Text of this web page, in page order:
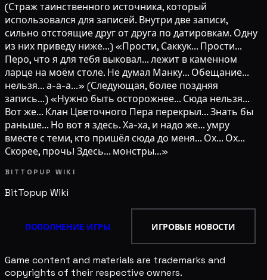
(Страж таинственного источника, который
использовался для записей. Внутри две записи,
сильно отстоящие друг от друга по датировкам. Одну
из них приведу ниже...) «Прости, Саккук... Прости...
Перо, что я для тебя выковал... лежит в каменном
ларце на моём столе. Не думал Манку... Обещание...
нельзя... а-а-а...» (Следующая, более поздняя
запись...) «Нужно быть осторожнее... Сюда нельзя...
Вот же... Клан Цветочного Пера перекрыл... Знать бы
раньше... Но вот я здесь. Ха-ха, и надо же... умру
вместе с теми, кто пришёл сюда до меня... Ох... Ох...
Скорее, прочь! Здесь... монстры...»
BITTOPUP WIKI
BitTopup Wiki
ПОПОЛНЕНИЕ ИГРЫ ИГРОВЫЕ НОВОСТИ
Game content and materials are trademarks and
copyrights of their respective owners.